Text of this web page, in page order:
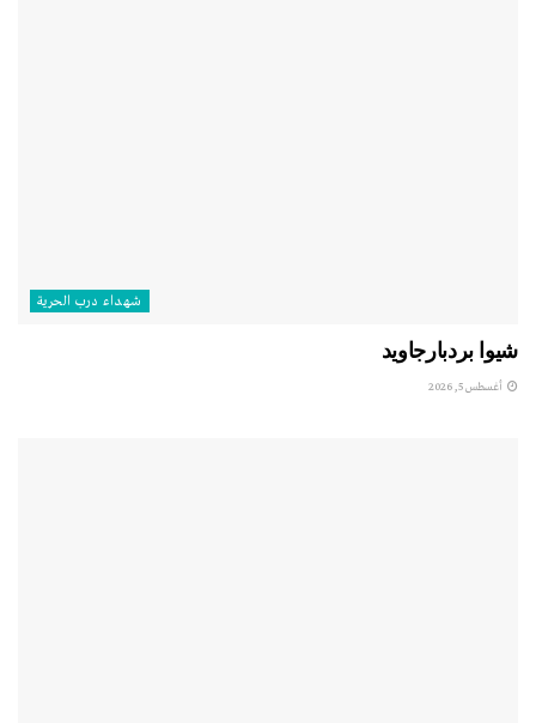
شهداء درب الحرية
شيوا بردبارجاويد
أغسطس 5, 2026